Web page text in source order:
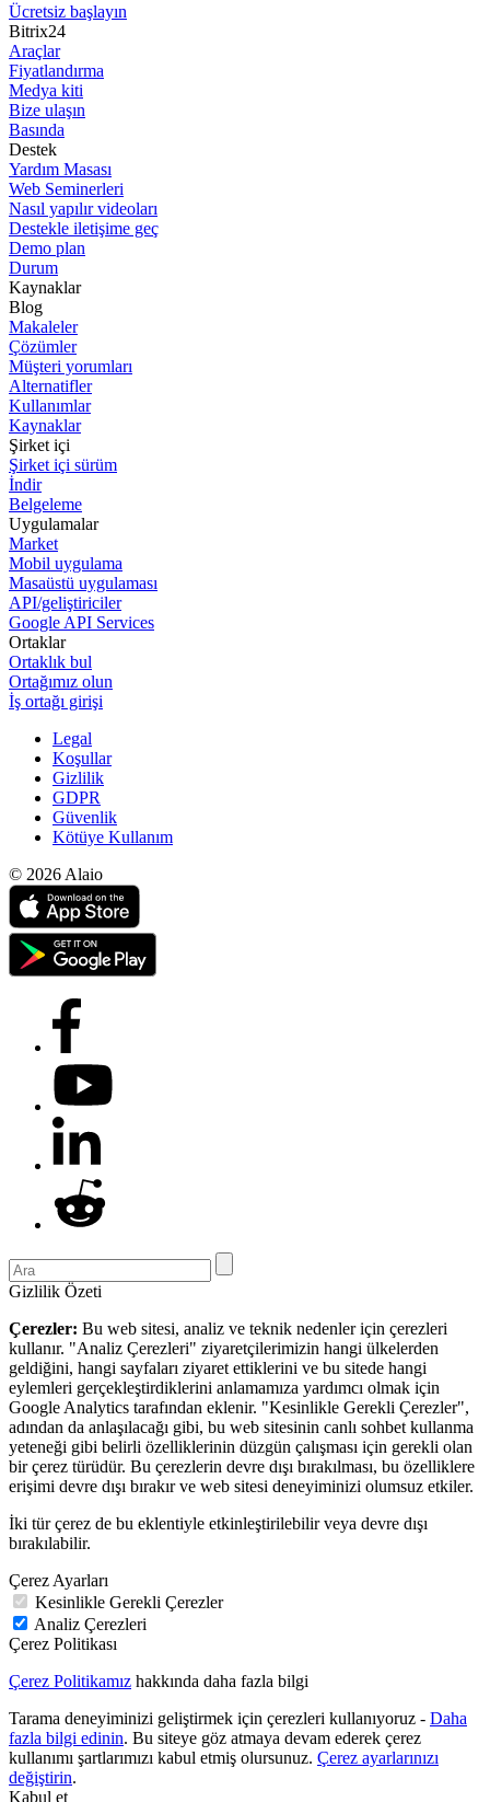
Ücretsiz başlayın
Bitrix24
Araçlar
Fiyatlandırma
Medya kiti
Bize ulaşın
Basında
Destek
Yardım Masası
Web Seminerleri
Nasıl yapılır videoları
Destekle iletişime geç
Demo plan
Durum
Kaynaklar
Blog
Makaleler
Çözümler
Müşteri yorumları
Alternatifler
Kullanımlar
Kaynaklar
Şirket içi
Şirket içi sürüm
İndir
Belgeleme
Uygulamalar
Market
Mobil uygulama
Masaüstü uygulaması
API/geliştiriciler
Google API Services
Ortaklar
Ortaklık bul
Ortağımız olun
İş ortağı girişi
Legal
Koşullar
Gizlilik
GDPR
Güvenlik
Kötüye Kullanım
© 2026 Alaio
Gizlilik Özeti
Çerezler: Bu web sitesi, analiz ve teknik nedenler için çerezleri
kullanır. "Analiz Çerezleri" ziyaretçilerimizin hangi ülkelerden
geldiğini, hangi sayfaları ziyaret ettiklerini ve bu sitede hangi
eylemleri gerçekleştirdiklerini anlamamıza yardımcı olmak için
Google Analytics tarafından eklenir. "Kesinlikle Gerekli Çerezler",
adından da anlaşılacağı gibi, bu web sitesinin canlı sohbet kullanma
yeteneği gibi belirli özelliklerinin düzgün çalışması için gerekli olan
bir çerez türüdür. Bu çerezlerin devre dışı bırakılması, bu özelliklere
erişimi devre dışı bırakır ve web sitesi deneyiminizi olumsuz etkiler.
İki tür çerez de bu eklentiyle etkinleştirilebilir veya devre dışı
bırakılabilir.
Çerez Ayarları
Kesinlikle Gerekli Çerezler
Analiz Çerezleri
Çerez Politikası
Çerez Politikamız hakkında daha fazla bilgi
Tarama deneyiminizi geliştirmek için çerezleri kullanıyoruz - Daha
fazla bilgi edinin. Bu siteye göz atmaya devam ederek çerez
kullanımı şartlarımızı kabul etmiş olursunuz. Çerez ayarlarınızı
değiştirin.
Kabul et